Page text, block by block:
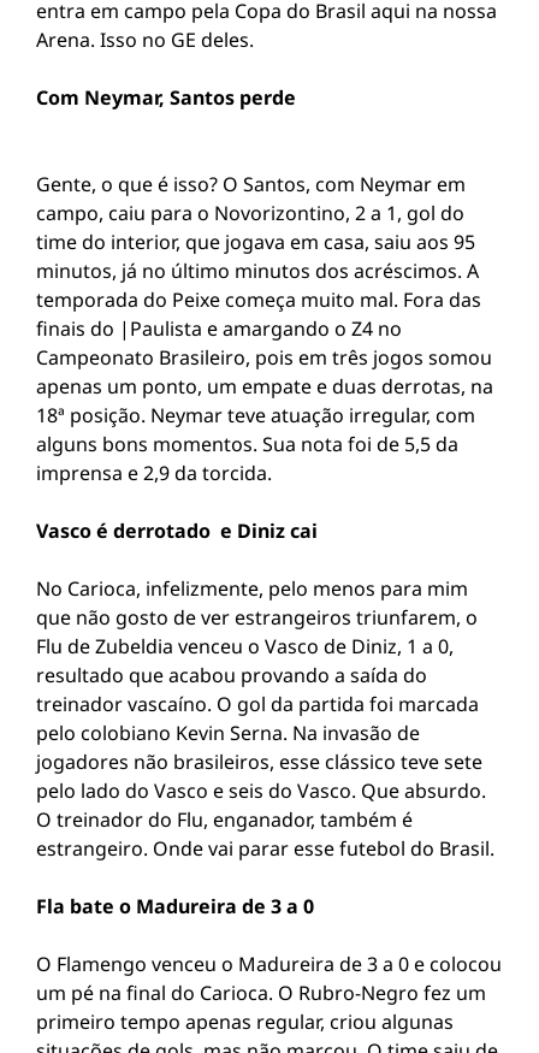
entra em campo pela Copa do Brasil aqui na nossa
Arena. Isso no GE deles.
Com Neymar, Santos perde
Gente, o que é isso? O Santos, com Neymar em
campo, caiu para o Novorizontino, 2 a 1, gol do
time do interior, que jogava em casa, saiu aos 95
minutos, já no último minutos dos acréscimos. A
temporada do Peixe começa muito mal. Fora das
finais do |Paulista e amargando o Z4 no
Campeonato Brasileiro, pois em três jogos somou
apenas um ponto, um empate e duas derrotas, na
18ª posição. Neymar teve atuação irregular, com
alguns bons momentos. Sua nota foi de 5,5 da
imprensa e 2,9 da torcida.
Vasco é derrotado e Diniz cai
No Carioca, infelizmente, pelo menos para mim
que não gosto de ver estrangeiros triunfarem, o
Flu de Zubeldia venceu o Vasco de Diniz, 1 a 0,
resultado que acabou provando a saída do
treinador vascaíno. O gol da partida foi marcada
pelo colobiano Kevin Serna. Na invasão de
jogadores não brasileiros, esse clássico teve sete
pelo lado do Vasco e seis do Vasco. Que absurdo.
O treinador do Flu, enganador, também é
estrangeiro. Onde vai parar esse futebol do Brasil.
Fla bate o Madureira de 3 a 0
O Flamengo venceu o Madureira de 3 a 0 e colocou
um pé na final do Carioca. O Rubro-Negro fez um
primeiro tempo apenas regular, criou algunas